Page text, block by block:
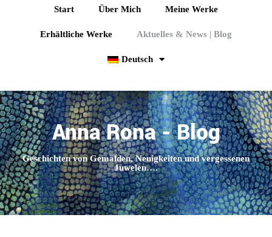
Start Über Mich Meine Werke
Erhältliche Werke Aktuelles & News | Blog
Deutsch
Anna Rona - Blog
Geschichten von Gemälden, Neuigkeiten und vergessenen
Juwelen….